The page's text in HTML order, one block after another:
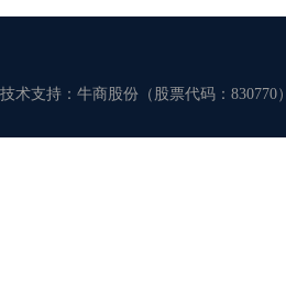
技术支持：牛商股份（股票代码：830770）